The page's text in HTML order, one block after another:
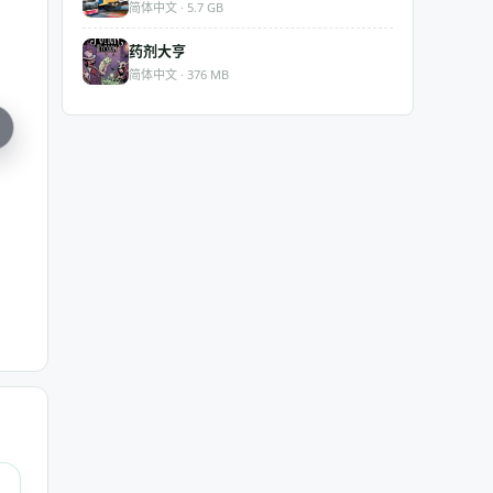
简体中文 · 5.7 GB
药剂大亨
简体中文 · 376 MB